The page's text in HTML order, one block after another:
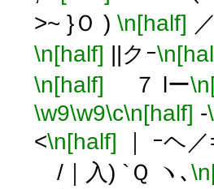
>~ }Ｏ ) \n[half]
\n[half] ||クｰ
\n[half] ７ lー
\w9\w9\c\n[half] -
<\n[half] ｜ ｰヘ
/｜入) `Ｑ ヽ､